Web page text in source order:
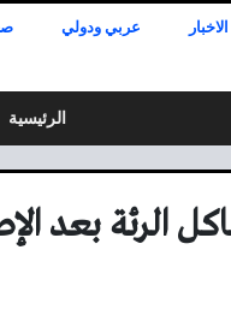
الاخبار عربي ودولي
الرئيسية
الرئة بعد